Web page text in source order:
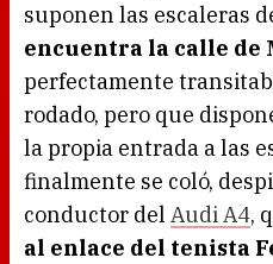
suponen las escaleras
encuentra la calle de
perfectamente
rodado, pero que
la propia entrada a las
finalmente se coló,
conductor del Audi A4,
al enlace del tenista